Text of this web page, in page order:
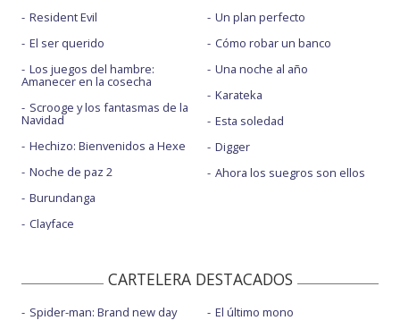
Resident Evil
El ser querido
Los juegos del hambre:
Amanecer en la cosecha
Scrooge y los fantasmas de la
Navidad
Hechizo: Bienvenidos a Hexe
Noche de paz 2
Burundanga
Clayface
Un plan perfecto
Cómo robar un banco
Una noche al año
Karateka
Esta soledad
Digger
Ahora los suegros son ellos
CARTELERA DESTACADOS
Spider-man: Brand new day
El último mono